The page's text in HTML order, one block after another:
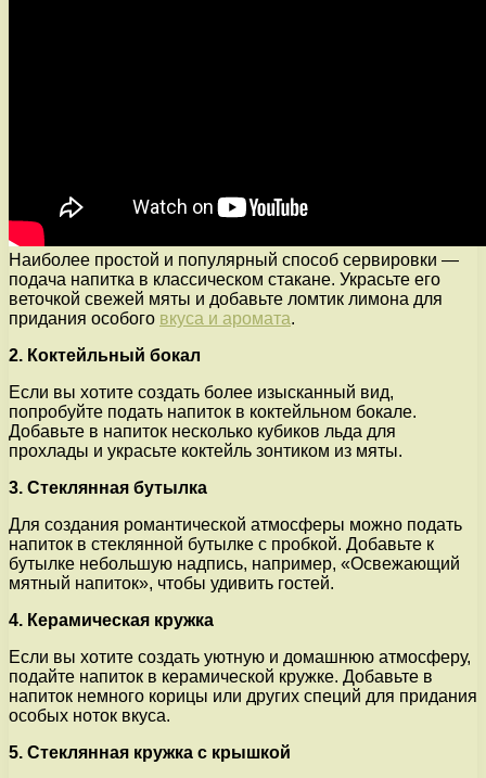
Наиболее простой и популярный способ сервировки —
подача напитка в классическом стакане. Украсьте его
веточкой свежей мяты и добавьте ломтик лимона для
придания особого вкуса и аромата.
2. Коктейльный бокал
Если вы хотите создать более изысканный вид,
попробуйте подать напиток в коктейльном бокале.
Добавьте в напиток несколько кубиков льда для
прохлады и украсьте коктейль зонтиком из мяты.
3. Стеклянная бутылка
Для создания романтической атмосферы можно подать
напиток в стеклянной бутылке с пробкой. Добавьте к
бутылке небольшую надпись, например, «Освежающий
мятный напиток», чтобы удивить гостей.
4. Керамическая кружка
Если вы хотите создать уютную и домашнюю атмосферу,
подайте напиток в керамической кружке. Добавьте в
напиток немного корицы или других специй для придания
особых ноток вкуса.
5. Стеклянная кружка с крышкой